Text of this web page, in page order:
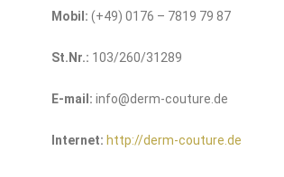
Mobil: (+49) 0176 – 7819 79 87
St.Nr.: 103/260/31289
E-mail: info@derm-couture.de
Internet: http://derm-couture.de